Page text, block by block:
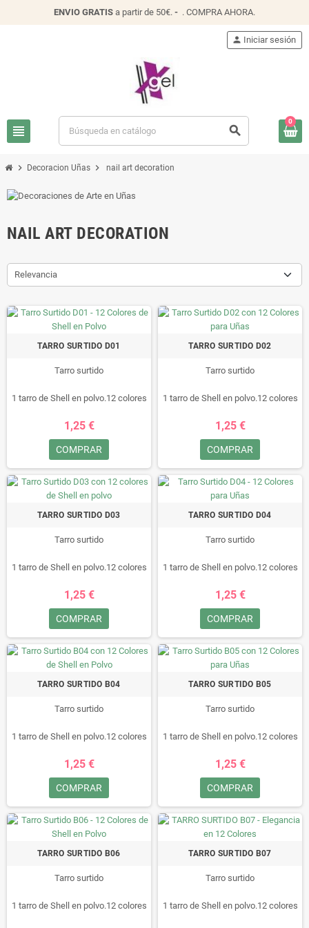
ENVIO GRATIS a partir de 50€. - . COMPRA AHORA.
view_headline search
person Iniciar sesión
0
chevron_right Decoracion Uñas chevron_right nail art decoration
NAIL ART DECORATION
Relevancia
TARRO SURTIDO D01
Tarro surtido
1 tarro de Shell en polvo.12 colores
Hace que sus uñas se vean
elegante y especial.
Compatible con uñas naturales y
artificiales y fácil de aplicar.
Ideal tanto para profesional
especialista de uñas o aprendices
1,25 €
COMPRAR
TARRO SURTIDO D02
Tarro surtido
1 tarro de Shell en polvo.12 colores
Hace que sus uñas se vean
elegante y especial.
Compatible con uñas naturales y
artificiales y fácil de aplicar.
Ideal tanto para profesional
especialista de uñas o aprendices
1,25 €
COMPRAR
TARRO SURTIDO D03
Tarro surtido
1 tarro de Shell en polvo.12 colores
Hace que sus uñas se vean
elegante y especial.
Compatible con uñas naturales y
artificiales y fácil de aplicar.
Ideal tanto para profesional
especialista de uñas o aprendices
1,25 €
COMPRAR
TARRO SURTIDO D04
Tarro surtido
1 tarro de Shell en polvo.12 colores
Hace que sus uñas se vean
elegante y especial.
Compatible con uñas naturales y
artificiales y fácil de aplicar.
Ideal tanto para profesional
especialista de uñas o aprendices
1,25 €
COMPRAR
TARRO SURTIDO B04
Tarro surtido
1 tarro de Shell en polvo.12 colores
Hace que sus uñas se vean
elegante y especial.
Compatible con uñas naturales y
artificiales y fácil de aplicar.
Ideal tanto para profesional
especialista de uñas o aprendices
1,25 €
COMPRAR
TARRO SURTIDO B05
Tarro surtido
1 tarro de Shell en polvo.12 colores
Hace que sus uñas se vean
elegante y especial.
Compatible con uñas naturales y
artificiales y fácil de aplicar.
Ideal tanto para profesional
especialista de uñas o aprendices
1,25 €
COMPRAR
TARRO SURTIDO B06
Tarro surtido
1 tarro de Shell en polvo.12 colores
TARRO SURTIDO B07
Tarro surtido
1 tarro de Shell en polvo.12 colores